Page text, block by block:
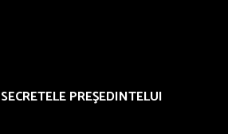
SECRETELE PREŞEDINTELUI